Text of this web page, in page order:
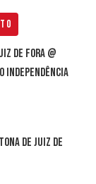
de Fora @
Independência
de Juiz de